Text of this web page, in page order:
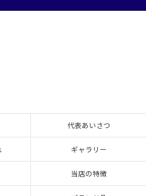
代表あいさつ
ギャラリー
当店の特徴